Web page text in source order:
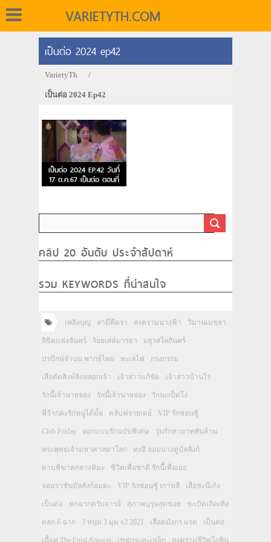
VARIETYTH.COM
เป็นต่อ 2024 ep42
VarietyTh /
เป็นต่อ 2024 Ep42
เป็นต่อ 2024 EP.42 วันที่
17 ต.ค.67 เป็นต่อ ตอนที่
42
คลิป 20 อันดับ ประจำสัปดาห์
รวม KEYWORDS ที่น่าสนใจ
เพลิงบุญ สามีตีตรา สงครามนางฟ้า วิมานเมขลา
ลิขิตแห่งจันทร์ ร้อยเล่ห์มารยา มธุรสโลกันตร์
ปรปักษ์จำนน พากย์ไทย ทะเลไฟ กรงกรรม
เสือตัดสิงห์ลิงหลอกเจ้า เจ้าสาวแก้ขัด เจ้าสาวบ้านไร่
รักนี้เจ้านายจอง รักนี้เจ้านายจอง รักนะเป็ดโง่
พี่ว้ากคะรักหนูได้มั้ย คลับฟรายเดย์ VIP รักซ่อนชู้
Club Friday ออกแบบรักฉบับพิเศษ วุ่นรักทายาทพันล้าน
พระพุทธเจ้ามหาศาสดาโลก ทงอี จอมนางคู่บัลลังก์
ดาบพิฆาตกลางหิมะ ชีวิตเพื่อชาติ รักนี้เพื่อเธอ
จอมราชันบัลลังก์อมตะ VIP รักซ่อนชู้ เกาหลี เสือชะนีเก้ง
เป็นต่อ หกฉากครับจารย์ สุภาพบุรุษสุดซอย ระเบิดเถิดเทิง
ตลก 6 ฉาก 3 หนุ่ม 3 มุม x2 2021 เลือดมังกร แรด เป็นต่อ
เนื้อคู่ The Final Answer เชฟกระทะเหล็ก สงครามชีวิตโอชิน